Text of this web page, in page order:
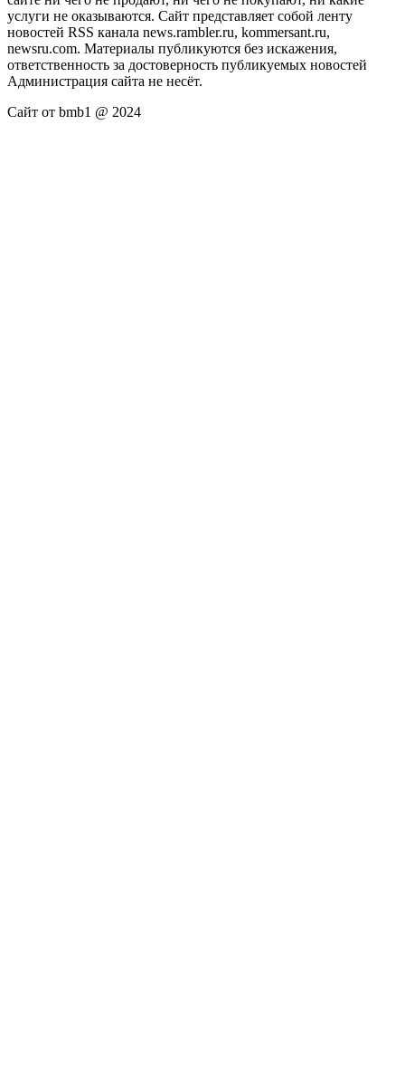
услуги не оказываются. Сайт представляет собой ленту
новостей RSS канала news.rambler.ru, kommersant.ru,
newsru.com. Материалы публикуются без искажения,
ответственность за достоверность публикуемых новостей
Администрация сайта не несёт.
Сайт от bmb1 @ 2024